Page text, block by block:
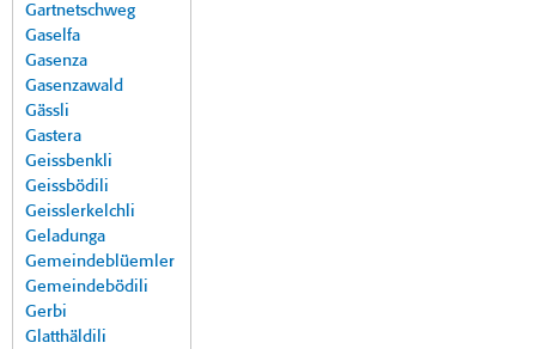
Gartnetschweg
Gaselfa
Gasenza
Gasenzawald
Gässli
Gastera
Geissbenkli
Geissbödili
Geisslerkelchli
Geladunga
Gemeindeblüemler
Gemeindebödili
Gerbi
Glatthäldili